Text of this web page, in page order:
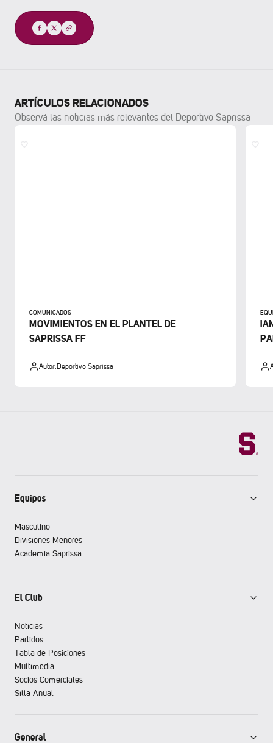
Compartir
ARTÍCULOS RELACIONADOS
Observá las noticias más relevantes del Deportivo Saprissa
COMUNICADOS
MOVIMIENTOS EN EL PLANTEL DE
SAPRISSA FF
Autor:Deportivo Saprissa
Equipos
Masculino
Divisiones Menores
Academia Saprissa
El Club
Noticias
Partidos
Tabla de Posiciones
Multimedia
Socios Comerciales
Silla Anual
General